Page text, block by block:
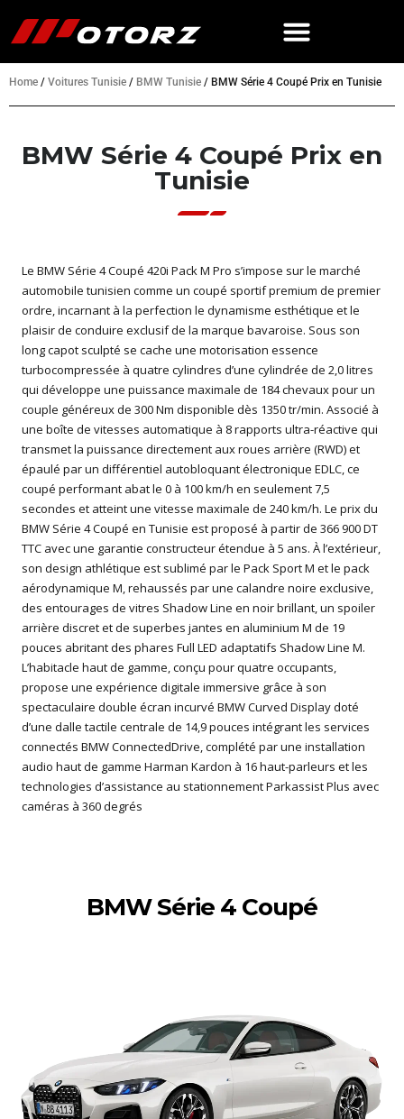
Home / Voitures Tunisie / BMW Tunisie / BMW Série 4 Coupé Prix en Tunisie
BMW Série 4 Coupé Prix en
Tunisie
Le BMW Série 4 Coupé 420i Pack M Pro s’impose sur le marché
automobile tunisien comme un coupé sportif premium de premier
ordre, incarnant à la perfection le dynamisme esthétique et le
plaisir de conduire exclusif de la marque bavaroise. Sous son
long capot sculpté se cache une motorisation essence
turbocompressée à quatre cylindres d’une cylindrée de 2,0 litres
qui développe une puissance maximale de 184 chevaux pour un
couple généreux de 300 Nm disponible dès 1350 tr/min. Associé à
une boîte de vitesses automatique à 8 rapports ultra-réactive qui
transmet la puissance directement aux roues arrière (RWD) et
épaulé par un différentiel autobloquant électronique EDLC, ce
coupé performant abat le 0 à 100 km/h en seulement 7,5
secondes et atteint une vitesse maximale de 240 km/h. Le prix du
BMW Série 4 Coupé en Tunisie est proposé à partir de 366 900 DT
TTC avec une garantie constructeur étendue à 5 ans. À l’extérieur,
son design athlétique est sublimé par le Pack Sport M et le pack
aérodynamique M, rehaussés par une calandre noire exclusive,
des entourages de vitres Shadow Line en noir brillant, un spoiler
arrière discret et de superbes jantes en aluminium M de 19
pouces abritant des phares Full LED adaptatifs Shadow Line M.
L’habitacle haut de gamme, conçu pour quatre occupants,
propose une expérience digitale immersive grâce à son
spectaculaire double écran incurvé BMW Curved Display doté
d’une dalle tactile centrale de 14,9 pouces intégrant les services
connectés BMW ConnectedDrive, complété par une installation
audio haut de gamme Harman Kardon à 16 haut-parleurs et les
technologies d’assistance au stationnement Parkassist Plus avec
caméras à 360 degrés
BMW Série 4 Coupé